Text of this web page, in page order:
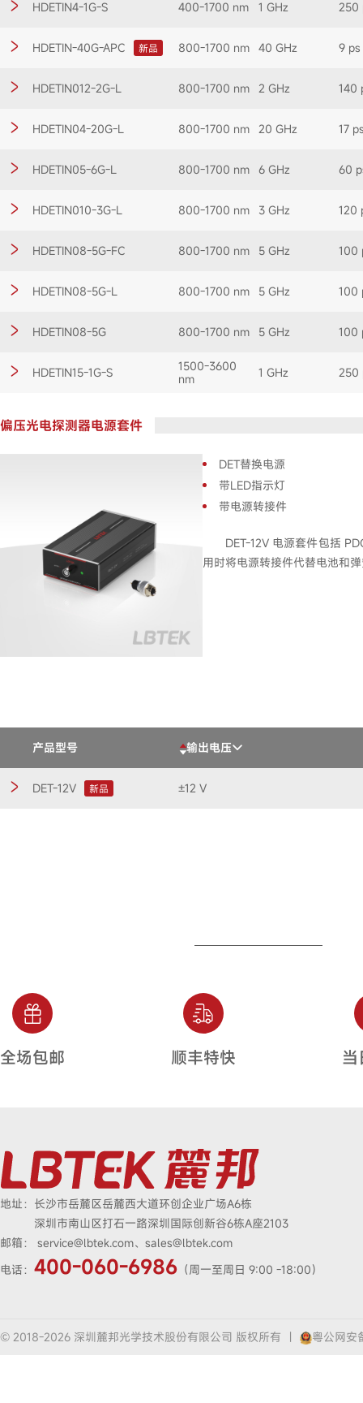
HDETIN4-1G-S 400-1700 nm 1 GHz 250
HDETIN-40G-APC 新品 800-1700 nm 40 GHz 9 ps
HDETIN012-2G-L 800-1700 nm 2 GHz 140
HDETIN04-20G-L 800-1700 nm 20 GHz 17
HDETIN05-6G-L 800-1700 nm 6 GHz 60
HDETIN010-3G-L 800-1700 nm 3 GHz 120
HDETIN08-5G-FC 800-1700 nm 5 GHz 100
HDETIN08-5G-L 800-1700 nm 5 GHz 100
HDETIN08-5G 800-1700 nm 5 GHz 100
HDETIN15-1G-S
1500-3600
nm
1 GHz 250
偏压光电探测器电源套件
DET替换电源
带LED指示灯
带电源转接件
DET-12V 电源套件包括
用时将电源转接件代替电池和
产品型号 输出电压
DET-12V 新品 ±12 V
全场包邮 顺丰特快 当
地址： 长沙市岳麓区岳麓西大道环创企业广场A6栋
深圳市南山区打石一路深圳国际创新谷6栋A座2103
邮箱： service@lbtek.com、sales@lbtek.com
电话： 400-060-6986 （周一至周日 9:00 -18:00）
© 2018-2026 深圳麓邦光学技术股份有限公司 版权所有 粤公网安